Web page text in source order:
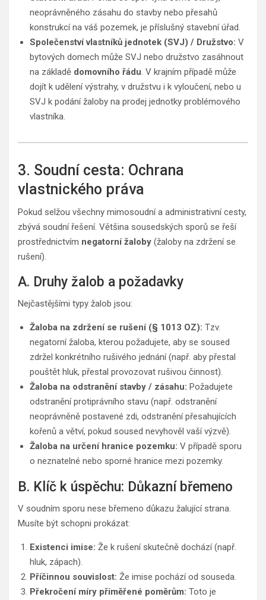
neoprávněného zásahu do stavby nebo přesahů
konstrukcí na váš pozemek, je příslušný stavební úřad.
Společenství vlastníků jednotek (SVJ) / Družstvo: V
bytových domech může SVJ nebo družstvo zasáhnout
na základě domovního řádu. V krajním případě může
dojít k udělení výstrahy, v družstvu i k vyloučení, nebo u
SVJ k podání žaloby na prodej jednotky problémového
vlastníka.
3. Soudní cesta: Ochrana
vlastnického práva
Pokud selžou všechny mimosoudní a administrativní cesty,
zbývá soudní řešení. Většina sousedských sporů se řeší
prostřednictvím negatorní žaloby (žaloby na zdržení se
rušení).
A. Druhy žalob a požadavky
Nejčastějšími typy žalob jsou:
Žaloba na zdržení se rušení (§ 1013 OZ): Tzv.
negatorní žaloba, kterou požadujete, aby se soused
zdržel konkrétního rušivého jednání (např. aby přestal
pouštět hluk, přestal provozovat rušivou činnost).
Žaloba na odstranění stavby / zásahu: Požadujete
odstranění protiprávního stavu (např. odstranění
neoprávněně postavené zdi, odstranění přesahujících
kořenů a větví, pokud soused nevyhověl vaší výzvě).
Žaloba na určení hranice pozemku: V případě sporu
o neznatelné nebo sporné hranice mezi pozemky.
B. Klíč k úspěchu: Důkazní břemeno
V soudním sporu nese břemeno důkazu žalující strana.
Musíte být schopni prokázat:
Existenci imise: Že k rušení skutečně dochází (např.
hluk, zápach).
Příčinnou souvislost: Že imise pochází od souseda.
Překročení míry přiměřené poměrům: Toto je